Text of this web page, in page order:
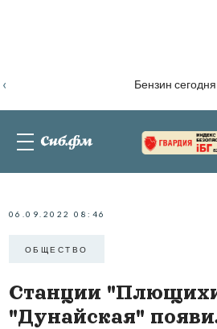
Бензин сегодня
‹
06.09.2022 08:46
ОБЩЕСТВО
Станции
"Дунайская"